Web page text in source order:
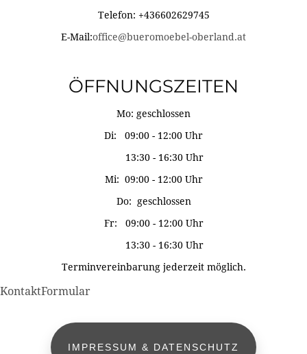
Telefon: +436602629745
E-Mail:office@bueromoebel-oberland.at
ÖFFNUNGSZEITEN
Mo: geschlossen
Di: 09:00 - 12:00 Uhr
13:30 - 16:30 Uhr
Mi: 09:00 - 12:00 Uhr
Do: geschlossen
Fr: 09:00 - 12:00 Uhr
13:30 - 16:30 Uhr
Terminvereinbarung jederzeit möglich.
KontaktFormular
IMPRESSUM & DATENSCHUTZ